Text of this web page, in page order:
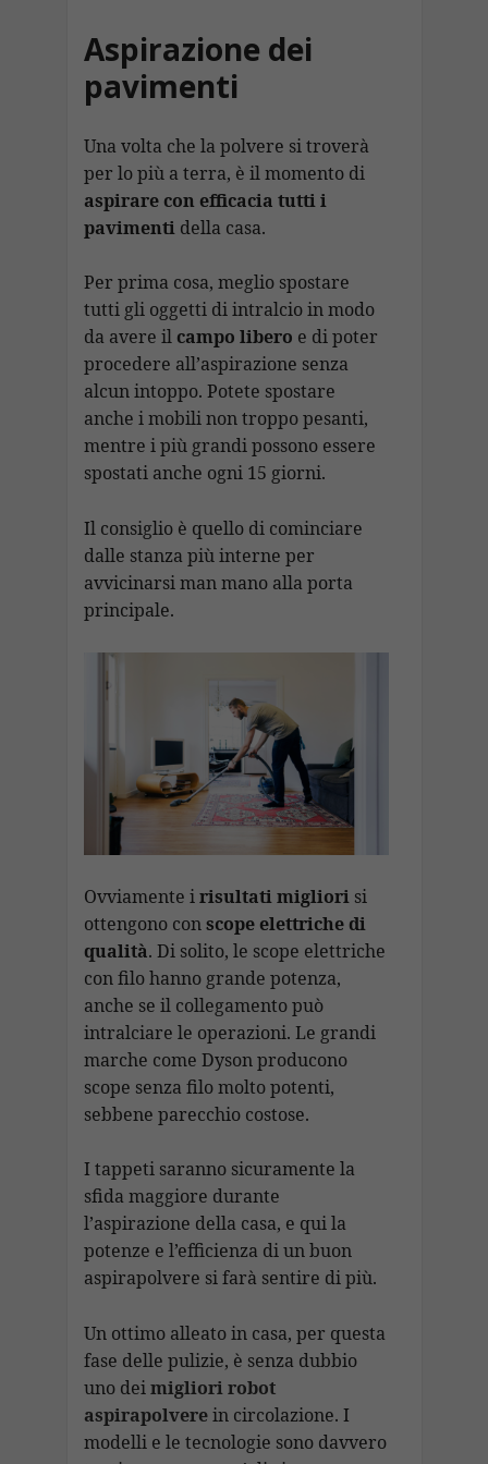
Aspirazione dei
pavimenti
Una volta che la polvere si troverà
per lo più a terra, è il momento di
aspirare con efficacia tutti i
pavimentidella casa.
Per prima cosa, meglio spostare
tutti gli oggetti di intralcio in modo
da avere il campo libero e di poter
procedere all’aspirazione senza
alcun intoppo. Potete spostare
anche i mobili non troppo pesanti,
mentre i più grandi possono essere
spostati anche ogni 15 giorni.
Il consiglio è quello di cominciare
dalle stanza più interne per
avvicinarsi man mano alla porta
principale.
Ovviamente irisultati migliorisi
ottengono conscope elettriche di
qualità. Di solito, le scope elettriche
con filo hanno grande potenza,
anche se il collegamento può
intralciare le operazioni. Le grandi
marche come Dyson producono
scope senza filo molto potenti,
sebbene parecchio costose.
I tappeti saranno sicuramente la
sfida maggiore durante
l’aspirazione della casa, e qui la
potenze e l’efficienza di un buon
aspirapolvere si farà sentire di più.
Un ottimo alleato in casa, per questa
fase delle pulizie, è senza dubbio
uno deimigliori robot
aspirapolverein circolazione. I
modelli e le tecnologie sono davvero